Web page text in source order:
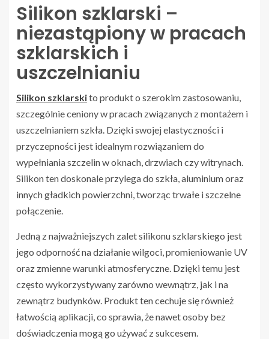
Silikon szklarski –
niezastąpiony w pracach
szklarskich i
uszczelnianiu
Silikon szklarskito produkt o szerokim zastosowaniu,
szczególnie ceniony w pracach związanych z montażem i
uszczelnianiem szkła. Dzięki swojej elastyczności i
przyczepności jest idealnym rozwiązaniem do
wypełniania szczelin w oknach, drzwiach czy witrynach.
Silikon ten doskonale przylega do szkła, aluminium oraz
innych gładkich powierzchni, tworząc trwałe i szczelne
połączenie.
Jedną z najważniejszych zalet silikonu szklarskiego jest
jego odporność na działanie wilgoci, promieniowanie UV
oraz zmienne warunki atmosferyczne. Dzięki temu jest
często wykorzystywany zarówno wewnątrz, jak i na
zewnątrz budynków. Produkt ten cechuje się również
łatwością aplikacji, co sprawia, że nawet osoby bez
doświadczenia mogą go używać z sukcesem.